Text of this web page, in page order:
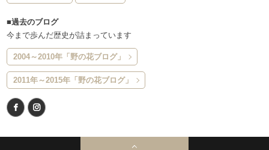
■過去のブログ
今まで歩んだ歴史が詰まっています
2004～2010年「野の花ブログ」
2011年～2015年「野の花ブログ」